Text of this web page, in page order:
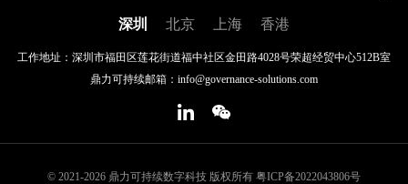
深圳 北京 上海 香港
工作地址：深圳市福田区莲花街道福中社区金田路4028号荣超经贸中心512B室
鼎力可持续邮箱：info@governance-solutions.com
© 2021-2026 鼎力可持续数字科技 版权所有 粤ICP备2022043806号